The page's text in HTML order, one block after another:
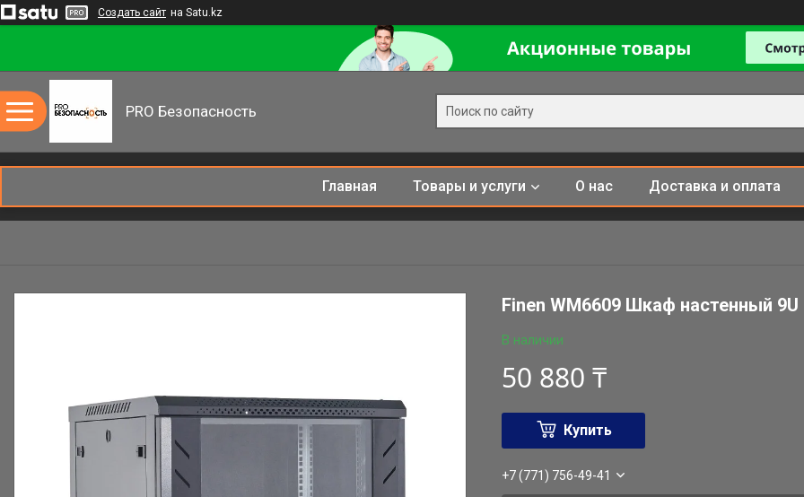
Создать сайт на Satu.kz
PRO Безопасность
Главная Товары и услуги О нас Доставка и оплата
Finen WM6609 Шкаф настенный
В наличии
50 880 ₸
Купить
+7 (771) 756-49-41